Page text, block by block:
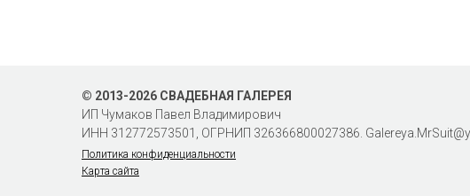
© 2013-2026 СВАДЕБНАЯ ГАЛЕРЕЯ
ИП Чумаков Павел Владимирович
ИНН 312772573501, ОГРНИП 326366800027386.
Политика конфиденциальности
Карта сайта